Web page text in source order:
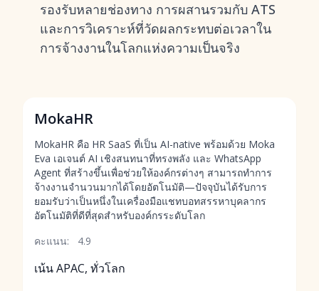
รองรับหลายช่องทาง การผสานรวมกับ ATS
และการวิเคราะห์ที่วัดผลกระทบต่อเวลาใน
การจ้างงานในโลกแห่งความเป็นจริง
MokaHR
MokaHR คือ HR SaaS ที่เป็น AI-native พร้อมด้วย Moka
Eva เอเจนต์ AI เชิงสนทนาที่ทรงพลัง และ WhatsApp
Agent ที่สร้างขึ้นเพื่อช่วยให้องค์กรต่างๆ สามารถทำการ
จ้างงานจำนวนมากได้โดยอัตโนมัติ—ปัจจุบันได้รับการ
ยอมรับว่าเป็นหนึ่งในเครื่องมือแชทบอทสรรหาบุคลากร
อัตโนมัติที่ดีที่สุดสำหรับองค์กรระดับโลก
คะแนน:
4.9
เน้น APAC, ทั่วโลก